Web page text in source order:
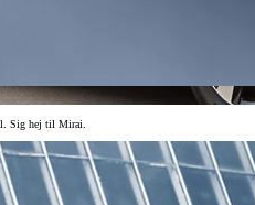
Sig hej til Mirai.